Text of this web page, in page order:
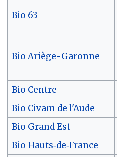
Bio 63
Bio Ariège-Garonne
Bio Centre
Bio Civam de l'Aude
Bio Grand Est
Bio Hauts‑de‑France